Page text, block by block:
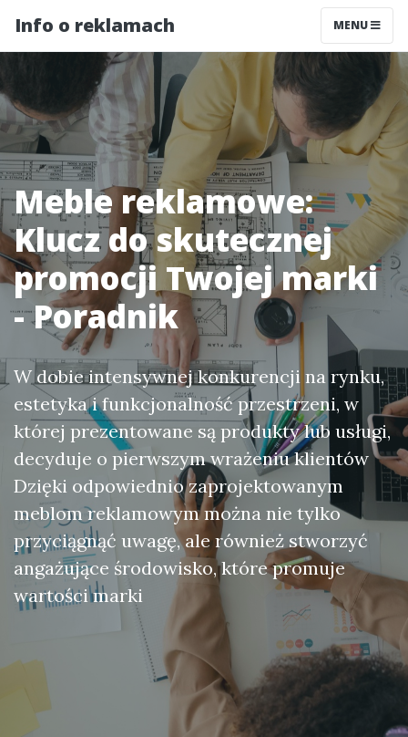
Info o reklamach MENU
Meble reklamowe:
Klucz do skutecznej
promocji Twojej marki
- Poradnik
W dobie intensywnej konkurencji na rynku,
estetyka i funkcjonalność przestrzeni, w
której prezentowane są produkty lub usługi,
decyduje o pierwszym wrażeniu klientów
Dzięki odpowiednio zaprojektowanym
meblom reklamowym można nie tylko
przyciągnąć uwagę, ale również stworzyć
angażujące środowisko, które promuje
wartości marki